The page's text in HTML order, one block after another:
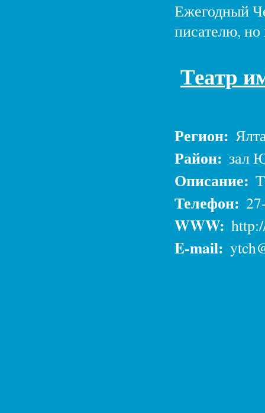
Ежегодный
писателю,
Театр
Регион:
Район: зал
Описание:
Телефон:
WWW:
E-mail: